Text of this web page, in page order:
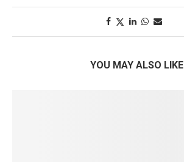
YOU MAY ALSO LIKE